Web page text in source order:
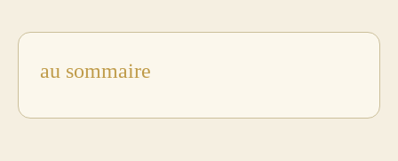
au sommaire